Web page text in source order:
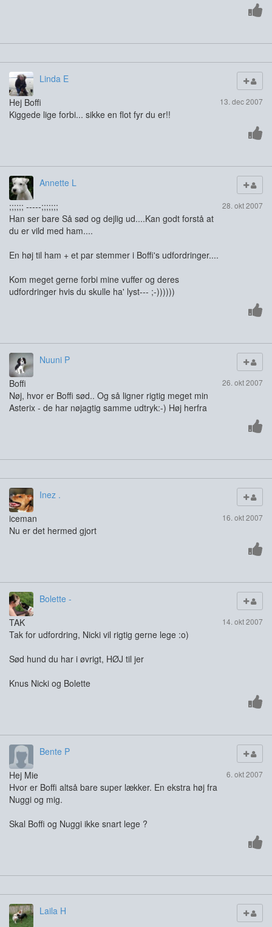
Linda E
13. dec 2007
Hej Boffi
Kiggede lige forbi... sikke en flot fyr du er!!
Annette L
28. okt 2007
;;;;;; -----;;;;;;;
Han ser bare Så sød og dejlig ud....Kan godt forstå at
du er vild med ham....
En høj til ham + et par stemmer i Boffi's udfordringer....
Kom meget gerne forbi mine vuffer og deres
udfordringer hvis du skulle ha' lyst--- ;-))))))
Nuuni P
26. okt 2007
Boffi
Nøj, hvor er Boffi sød.. Og så ligner rigtig meget min
Asterix - de har nøjagtig samme udtryk:-) Høj herfra
Inez .
16. okt 2007
iceman
Nu er det hermed gjort
Bolette -
14. okt 2007
TAK
Tak for udfordring, Nicki vil rigtig gerne lege :o)
Sød hund du har i øvrigt, HØJ til jer
Knus Nicki og Bolette
Bente P
6. okt 2007
Hej Mie
Hvor er Boffi altså bare super lækker. En ekstra høj fra
Nuggi og mig.
Skal Boffi og Nuggi ikke snart lege ?
Laila H